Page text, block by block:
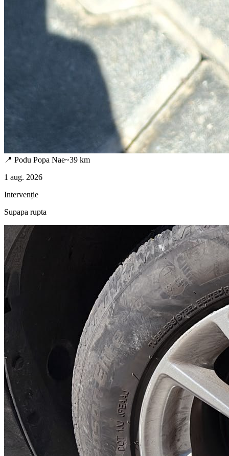
📍 Podu Popa Nae~39 km
1 aug. 2026
Intervenție
Supapa rupta